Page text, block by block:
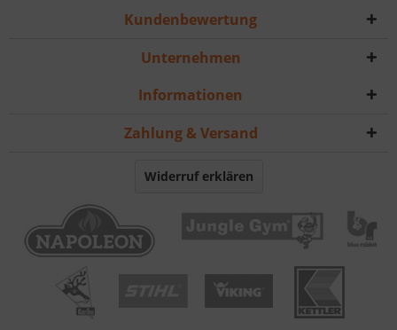
Kundenbewertung
Unternehmen
Informationen
Zahlung & Versand
Widerruf erklären